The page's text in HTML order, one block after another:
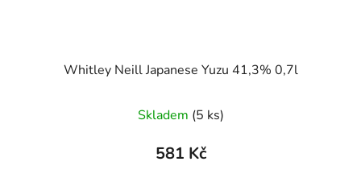
Whitley Neill Japanese Yuzu 41,3% 0,7l
Skladem (5 ks)
581 Kč